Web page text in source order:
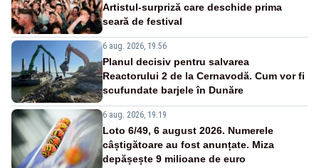
Artistul-surpriză care deschide prima
seară de festival
6 aug. 2026, 19:56
Planul decisiv pentru salvarea
Reactorului 2 de la Cernavodă. Cum vor fi
scufundate barjele în Dunăre
6 aug. 2026, 19:19
Loto 6/49, 6 august 2026. Numerele
câștigătoare au fost anunțate. Miza
depășește 9 milioane de euro